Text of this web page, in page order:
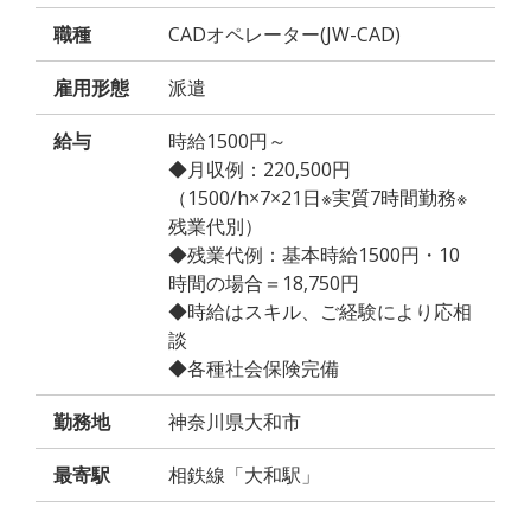
職種 CADオペレーター(JW-CAD)
雇用形態 派遣
給与
時給1500円～
◆月収例：220,500円
（1500/h×7×21日※実質7時間勤務※
残業代別）
◆残業代例：基本時給1500円・10
時間の場合＝18,750円
◆時給はスキル、ご経験により応相
談
◆各種社会保険完備
勤務地 神奈川県大和市
最寄駅 相鉄線「大和駅」